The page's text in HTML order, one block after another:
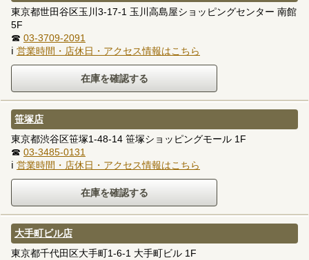
東京都世田谷区玉川3-17-1 玉川高島屋ショッピングセンター 南館
5F
☎ 03-3709-2091
ℹ 営業時間・店休日・アクセス情報はこちら
笹塚店
東京都渋谷区笹塚1-48-14 笹塚ショッピングモール 1F
☎ 03-3485-0131
ℹ 営業時間・店休日・アクセス情報はこちら
大手町ビル店
東京都千代田区大手町1-6-1 大手町ビル 1F